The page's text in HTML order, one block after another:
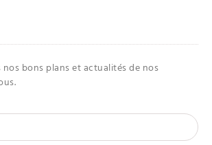
bons plans et actualités de nos